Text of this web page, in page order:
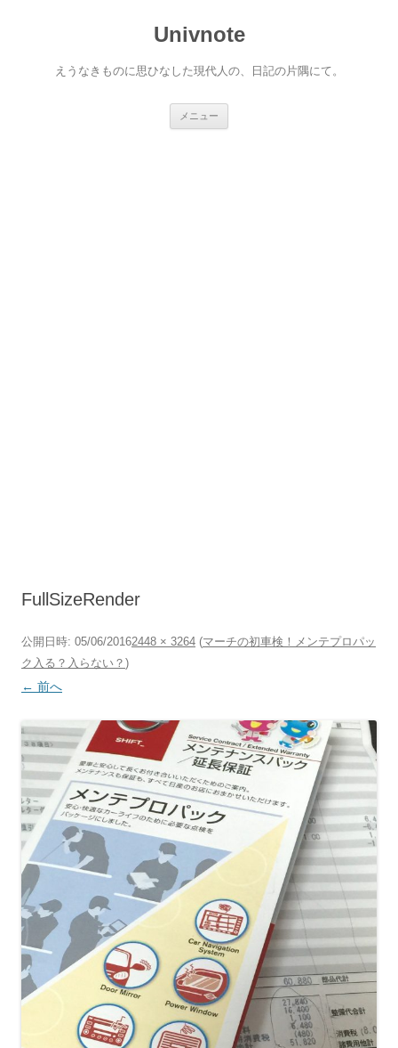
Univnote
えうなきものに思ひなした現代人の、日記の片隅にて。
メニュー
FullSizeRender
公開日時: 05/06/20162448 × 3264 (マーチの初車検！メンテプロパッ
ク入る？入らない？ )
← 前へ